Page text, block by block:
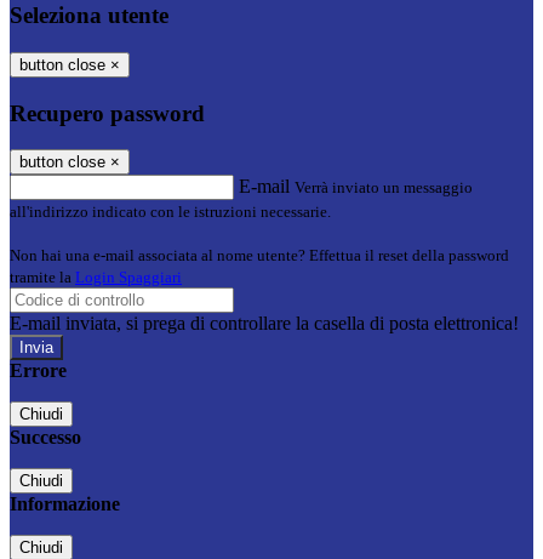
Seleziona utente
button close ×
Recupero password
button close ×
E-mail Verrà inviato un messaggio
all'indirizzo indicato con le istruzioni necessarie.
Non hai una e-mail associata al nome utente? Effettua il reset della password
tramite la Login Spaggiari
E-mail inviata, si prega di controllare la casella di posta elettronica!
Errore
Chiudi
Successo
Chiudi
Informazione
Chiudi